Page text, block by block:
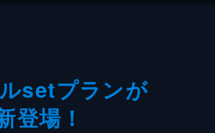
setプランが
登場！